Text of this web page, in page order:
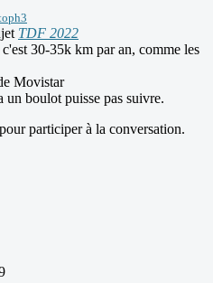
TDF 2022
30-35k km par an, comme les
Movistar
un boulot puisse pas suivre.
pour participer à la conversation.